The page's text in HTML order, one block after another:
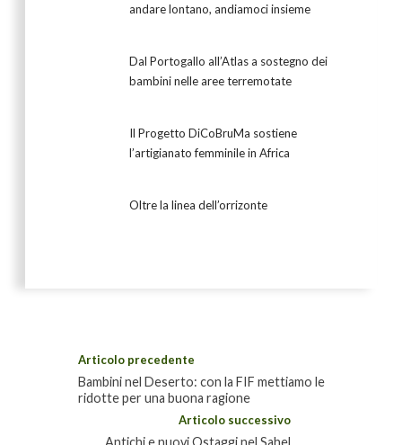
andare lontano, andiamoci insieme
Dal Portogallo all’Atlas a sostegno dei
bambini nelle aree terremotate
Il Progetto DiCoBruMa sostiene
l’artigianato femminile in Africa
Oltre la linea dell’orrizonte
Articolo precedente
Bambini nel Deserto: con la FIF mettiamo le
ridotte per una buona ragione
Articolo successivo
Antichi e nuovi Ostaggi nel Sahel